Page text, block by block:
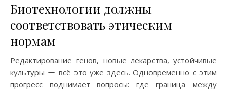
Биотехнологии должны
соответствовать этическим
нормам
Редактирование генов, новые лекарства, устойчивые
культуры ー всё это уже здесь. Одновременно с этим
прогресс поднимает вопросы: где граница между